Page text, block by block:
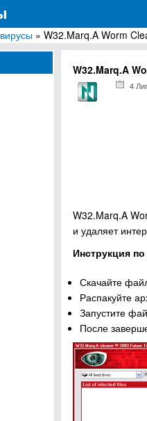
программ для
» W32.Marq.A Worm
W32.Marq.A
4
W32.Marq.A
и удаляет
Инструкция
Скачайте
Распакуйте
Запустите
После